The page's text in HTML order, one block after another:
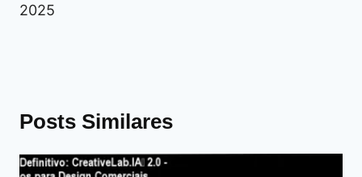
2025
Posts Similares